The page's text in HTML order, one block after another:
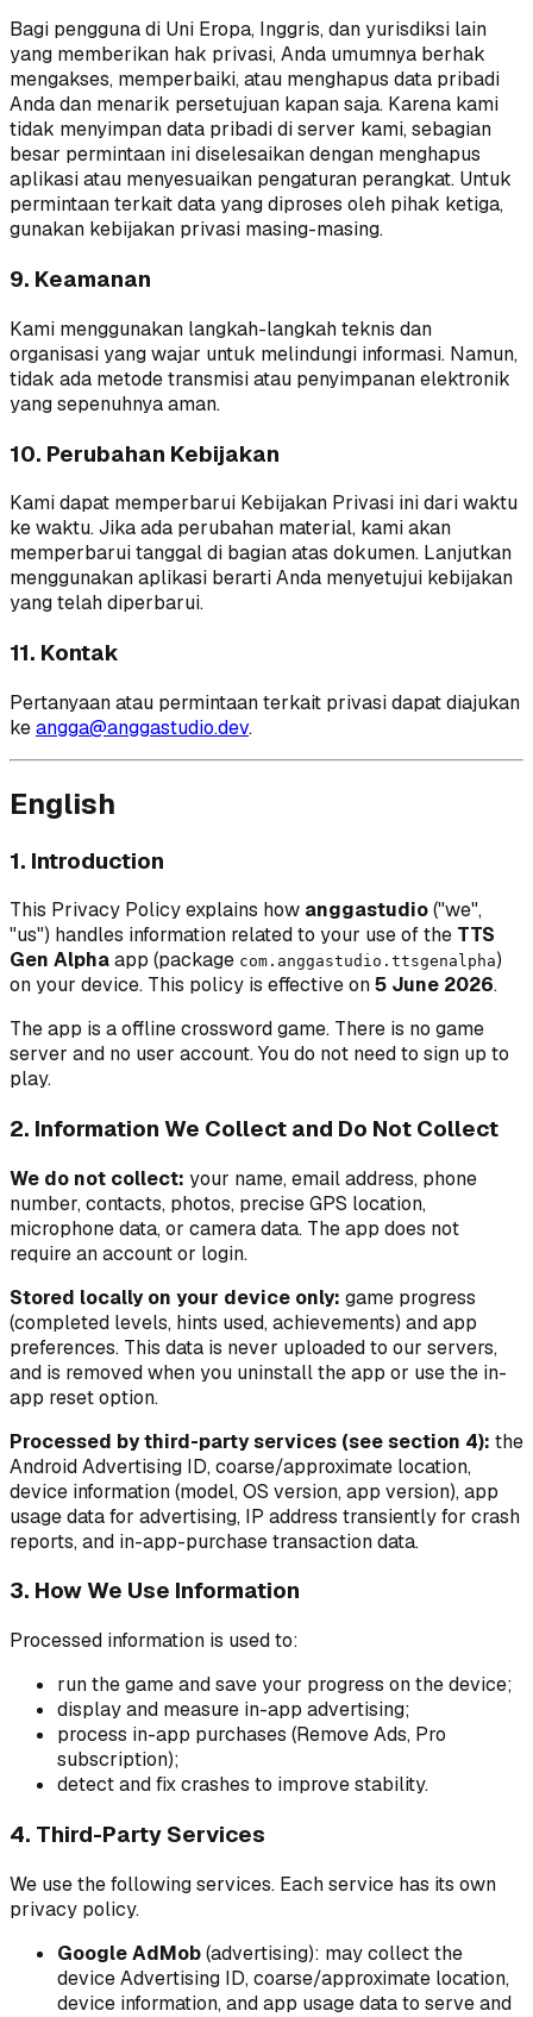
Bagi pengguna di Uni Eropa, Inggris, dan yurisdiksi lain
yang memberikan hak privasi, Anda umumnya berhak
mengakses, memperbaiki, atau menghapus data pribadi
Anda dan menarik persetujuan kapan saja. Karena kami
tidak menyimpan data pribadi di server kami, sebagian
besar permintaan ini diselesaikan dengan menghapus
aplikasi atau menyesuaikan pengaturan perangkat. Untuk
permintaan terkait data yang diproses oleh pihak ketiga,
gunakan kebijakan privasi masing-masing.
9. Keamanan
Kami menggunakan langkah-langkah teknis dan
organisasi yang wajar untuk melindungi informasi. Namun,
tidak ada metode transmisi atau penyimpanan elektronik
yang sepenuhnya aman.
10. Perubahan Kebijakan
Kami dapat memperbarui Kebijakan Privasi ini dari waktu
ke waktu. Jika ada perubahan material, kami akan
memperbarui tanggal di bagian atas dokumen. Lanjutkan
menggunakan aplikasi berarti Anda menyetujui kebijakan
yang telah diperbarui.
11. Kontak
Pertanyaan atau permintaan terkait privasi dapat diajukan
keangga@anggastudio.dev.
English
1. Introduction
This Privacy Policy explains how anggastudio("we",
"us") handles information related to your use of the TTS
Gen Alphaapp (package com.anggastudio.ttsgenalpha)
on your device. This policy is effective on5 June 2026.
The app is aoffline crossword game. There is no game
server and no user account. You do not need to sign up to
play.
2. Information We Collect and Do Not Collect
We do not collect: your name, email address, phone
number, contacts, photos, precise GPS location,
microphone data, or camera data. The app does not
require an account or login.
Stored locally on your device only: game progress
(completed levels, hints used, achievements) and app
preferences. This data is never uploaded to our servers,
and is removed when you uninstall the app or use the in-
app reset option.
Processed by third-party services (see section 4): the
Android Advertising ID, coarse/approximate location,
device information (model, OS version, app version), app
usage data for advertising, IP address transiently for crash
reports, and in-app-purchase transaction data.
3. How We Use Information
Processed information is used to:
run the game and save your progress on the device;
display and measure in-app advertising;
process in-app purchases (Remove Ads, Pro
subscription);
detect and fix crashes to improve stability.
4. Third-Party Services
We use the following services. Each service has its own
privacy policy.
Google AdMob(advertising): may collect the
device Advertising ID, coarse/approximate location,
device information, and app usage data to serve and